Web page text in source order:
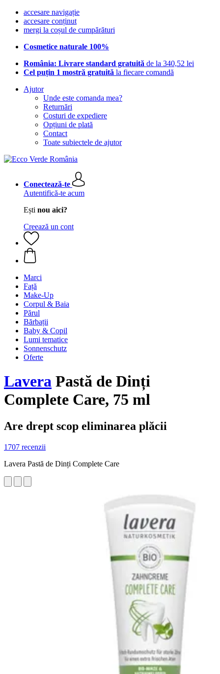
accesare navigație
accesare conținut
mergi la coșul de cumpărături
Cosmetice naturale 100%
România: Livrare standard gratuită de la 340,52 lei
Cel puțin 1 mostră gratuită la fiecare comandă
Ajutor
Unde este comanda mea?
Returnări
Costuri de expediere
Opțiuni de plată
Contact
Toate subiectele de ajutor
Conectează-te
Autentifică-te acum
Ești nou aici?
Creează un cont
Marci
Față
Make-Up
Corpul & Baia
Părul
Bărbații
Baby & Copil
Lumi tematice
Sonnenschutz
Oferte
Lavera Pastă de Dinți
Complete Care, 75 ml
Are drept scop eliminarea plăcii
1707 recenzii
Lavera Pastă de Dinți Complete Care